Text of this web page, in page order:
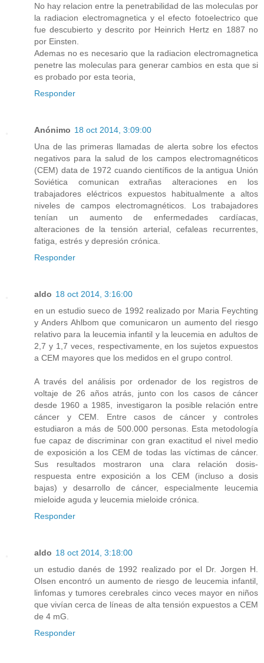
No hay relacion entre la penetrabilidad de las moleculas por
la radiacion electromagnetica y el efecto fotoelectrico que
fue descubierto y descrito por Heinrich Hertz en 1887 no
por Einsten.
Ademas no es necesario que la radiacion electromagnetica
penetre las moleculas para generar cambios en esta que si
es probado por esta teoria,
Responder
Anónimo 18 oct 2014, 3:09:00
Una de las primeras llamadas de alerta sobre los efectos
negativos para la salud de los campos electromagnéticos
(CEM) data de 1972 cuando científicos de la antigua Unión
Soviética comunican extrañas alteraciones en los
trabajadores eléctricos expuestos habitualmente a altos
niveles de campos electromagnéticos. Los trabajadores
tenían un aumento de enfermedades cardíacas,
alteraciones de la tensión arterial, cefaleas recurrentes,
fatiga, estrés y depresión crónica.
Responder
aldo 18 oct 2014, 3:16:00
en un estudio sueco de 1992 realizado por Maria Feychting
y Anders Ahlbom que comunicaron un aumento del riesgo
relativo para la leucemia infantil y la leucemia en adultos de
2,7 y 1,7 veces, respectivamente, en los sujetos expuestos
a CEM mayores que los medidos en el grupo control.
A través del análisis por ordenador de los registros de
voltaje de 26 años atrás, junto con los casos de cáncer
desde 1960 a 1985, investigaron la posible relación entre
cáncer y CEM. Entre casos de cáncer y controles
estudiaron a más de 500.000 personas. Esta metodología
fue capaz de discriminar con gran exactitud el nivel medio
de exposición a los CEM de todas las víctimas de cáncer.
Sus resultados mostraron una clara relación dosis-
respuesta entre exposición a los CEM (incluso a dosis
bajas) y desarrollo de cáncer, especialmente leucemia
mieloide aguda y leucemia mieloide crónica.
Responder
aldo 18 oct 2014, 3:18:00
un estudio danés de 1992 realizado por el Dr. Jorgen H.
Olsen encontró un aumento de riesgo de leucemia infantil,
linfomas y tumores cerebrales cinco veces mayor en niños
que vivían cerca de líneas de alta tensión expuestos a CEM
de 4 mG.
Responder